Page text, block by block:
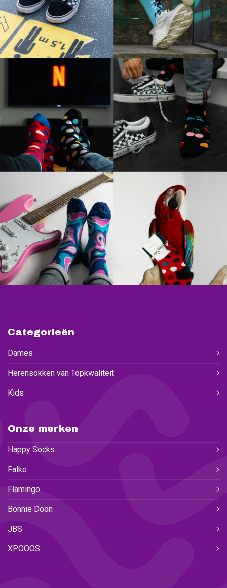
Categorieën
Dames
Herensokken van Topkwaliteit
Kids
Onze merken
Happy Socks
Falke
Flamingo
Bonnie Doon
JBS
XPOOOS